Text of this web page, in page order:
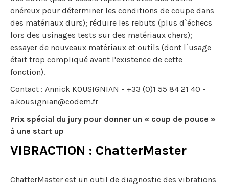
onéreux pour déterminer les conditions de coupe dans
des matériaux durs); réduire les rebuts (plus d`échecs
lors des usinages tests sur des matériaux chers);
essayer de nouveaux matériaux et outils (dont l`usage
était trop compliqué avant l'existence de cette
fonction).
Contact : Annick KOUSIGNIAN - +33 (0)1 55 84 21 40 -
a.kousignian@codem.fr
Prix spécial du jury pour donner un « coup de pouce »
à une start up
VIBRACTION : ChatterMaster
ChatterMaster est un outil de diagnostic des vibrations